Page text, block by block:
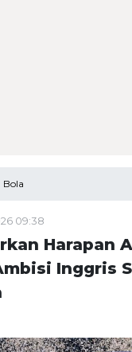
Bola
09:38
Harapan
Inggris